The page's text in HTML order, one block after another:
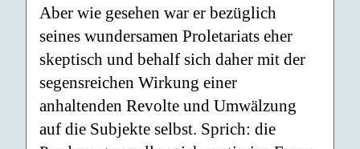
Aber wie gesehen war er bezüglich
seines wundersamen Proletariats eher
skeptisch und behalf sich daher mit der
segensreichen Wirkung einer
anhaltenden Revolte und Umwälzung
auf die Subjekte selbst. Sprich: die